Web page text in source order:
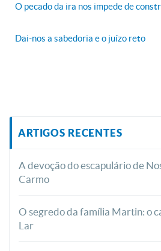
O pecado da ira nos impede de
Dai-nos a sabedoria e o juízo reto
ARTIGOS RECENTES
A devoção do escapulário de
Carmo
O segredo da família Martin: o
Lar